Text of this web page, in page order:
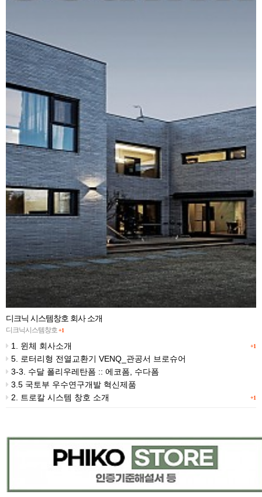
디크닉 시스템창호 회사 소개
디크닉시스템창호+1
+1
1. 윈체 회사소개
5. 로터리형 전열교환기 VENQ_관공서 브로슈어
3-3. 수달 폴리우레탄폼 :: 에코폼, 수다폼
3.5 국토부 우수연구개발 혁신제품
+1
2. 트로칼 시스템 창호 소개